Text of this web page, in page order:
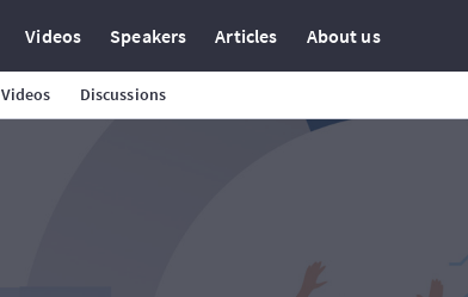
Videos Speakers Articles About us
Videos Discussions